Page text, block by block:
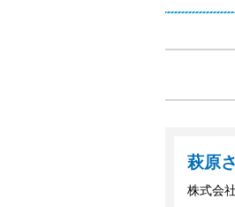
萩原
株式会